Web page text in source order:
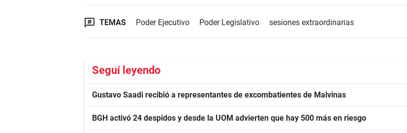
TEMAS Poder Ejecutivo Poder Legislativo sesiones extraordinarias
Seguí leyendo
Gustavo Saadi recibió a representantes de excombatientes de Malvinas
BGH activó 24 despidos y desde la UOM advierten que hay 500 más en riesgo